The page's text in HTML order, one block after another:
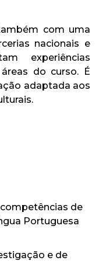
com uma
nacionais e
experiências
do curso. É
adaptada aos
de
Portuguesa
e de